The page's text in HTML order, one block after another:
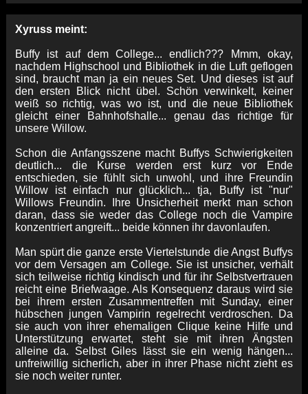
Xyruss meint:
Buffy ist auf dem College... endlich??? Mmm, okay,
nachdem Highschool und Bibliothek in die Luft geflogen
sind, braucht man ja ein neues Set. Und dieses ist auf
den ersten Blick nicht übel. Schön verwinkelt, keiner
weiß so richtig, was wo ist, und die neue Bibliothek
gleicht einer Bahnhofshalle... genau das richtige für
unsere Willow.
Schon die Anfangsszene macht Buffys Schwierigkeiten
deutlich... die Kurse werden erst kurz vor Ende
entschieden, sie fühlt sich unwohl, und ihre Freundin
Willow ist einfach nur glücklich... tja, Buffy ist "nur"
Willows Freundin. Ihre Unsicherheit merkt man schon
daran, dass sie weder das College noch die Vampire
konzentriert angreift... beide können ihr davonlaufen.
Man spürt die ganze erste Viertelstunde die Angst Buffys
vor dem Versagen am College. Sie ist unsicher, verhält
sich teilweise richtig kindisch und für ihr Selbstvertrauen
reicht eine Briefwaage. Als Konsequenz daraus wird sie
bei ihrem ersten Zusammentreffen mit Sunday, einer
hübschen jungen Vampirin regelrecht verdroschen. Da
sie auch von ihrer ehemaligen Clique keine Hilfe und
Unterstützung erwartet, steht sie mit ihren Ängsten
alleine da. Selbst Giles lässt sie ein wenig hängen...
unfreiwillig sicherlich, aber in ihrer Phase nicht zieht es
sie noch weiter runter.